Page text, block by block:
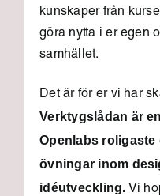
kunskaper från
göra nytta i er egen
samhället.
Det är för er vi har
Verktygslådan är
Openlabs roligaste
övningar inom
idéutveckling. Vi